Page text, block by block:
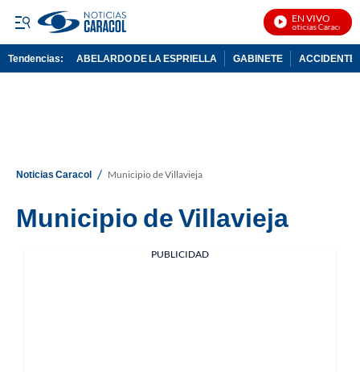
EN VIVO
Noticias Caracol En
Tendencias: ABELARDO DE LA ESPRIELLA GABINETE ACCIDENTE
Noticias Caracol / Municipio de Villavieja
Municipio de Villavieja
PUBLICIDAD